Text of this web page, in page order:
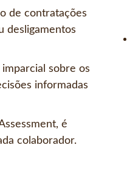
de contratações
desligamentos
sobre os
informadas
é
colaborador.